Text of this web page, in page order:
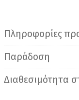
Πληροφορίες
Παράδοση
Διαθεσιμότητα